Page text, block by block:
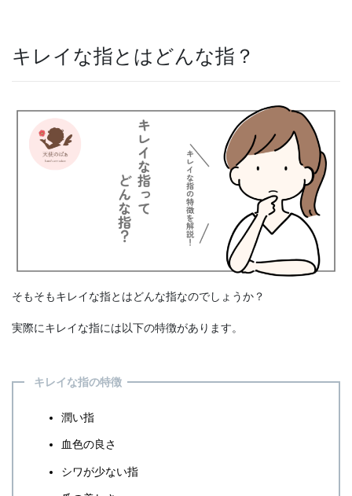
キレイな指とはどんな指？
そもそもキレイな指とはどんな指なのでしょうか？
実際にキレイな指には以下の特徴があります。
キレイな指の特徴
潤い指
血色の良さ
シワが少ない指